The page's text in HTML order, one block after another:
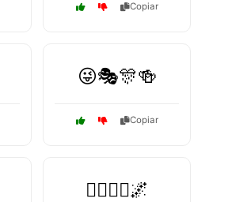
Copiar
😜🎭🎊🍻
Copiar
🧙‍♂️🧚‍♀️🌌